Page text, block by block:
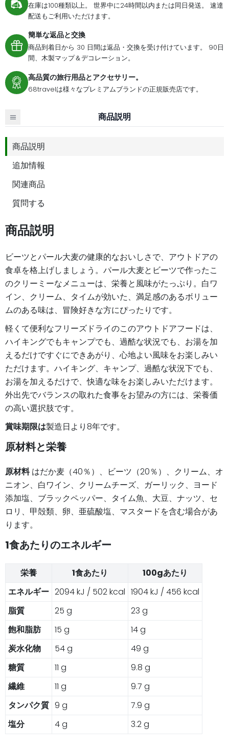
在庫は100種類以上。 世界中に24時間以内または同日発送。 速達
配送もご利用いただけます。
簡単な返品と交換
商品到着日から 30 日間は返品・交換を受け付けています。 90日
間、木製マップ＆デコレーション。
高品質の旅行用品とアクセサリー。
68travelは様々なプレミアムブランドの正規販売店です。
商品説明
商品説明
追加情報
関連商品
質問する
商品説明
ビーツとパール大麦の健康的なおいしさで、アウトドアの
食卓を格上げしましょう。パール大麦とビーツで作ったこ
のクリーミーなメニューは、栄養と風味がたっぷり。白ワ
イン、クリーム、タイムが効いた、満足感のあるボリュー
ムのある味は、冒険好きな方にぴったりです。
軽くて便利なフリーズドライのこのアウトドアフードは、
ハイキングでもキャンプでも、過酷な状況でも、お湯を加
えるだけですぐにできあがり、心地よい風味をお楽しみい
ただけます。ハイキング、キャンプ、過酷な状況下でも、
お湯を加えるだけで、快適な味をお楽しみいただけます。
外出先でバランスの取れた食事をお望みの方には、栄養価
の高い選択肢です。
賞味期限は製造日より8年です。
原材料と栄養
原材料はだか麦（40％）、ビーツ（20％）、クリーム、オ
ニオン、白ワイン、クリームチーズ、ガーリック、ヨード
添加塩、ブラックペッパー、タイム魚、大豆、ナッツ、セ
ロリ、甲殻類、卵、亜硫酸塩、マスタードを含む場合があ
ります。
1食あたりのエネルギー
栄養 1食あたり
100gあたり
エネルギー 2094 kJ / 502 kcal 1904 kJ / 456 kcal
脂質
25 g
23 g
飽和脂肪
15 g
14 g
炭水化物
54 g
49 g
糖質
11 g
9.8 g
繊維
11 g
9.7 g
タンパク質 9 g
7.9 g
塩分
4 g 3.2 g